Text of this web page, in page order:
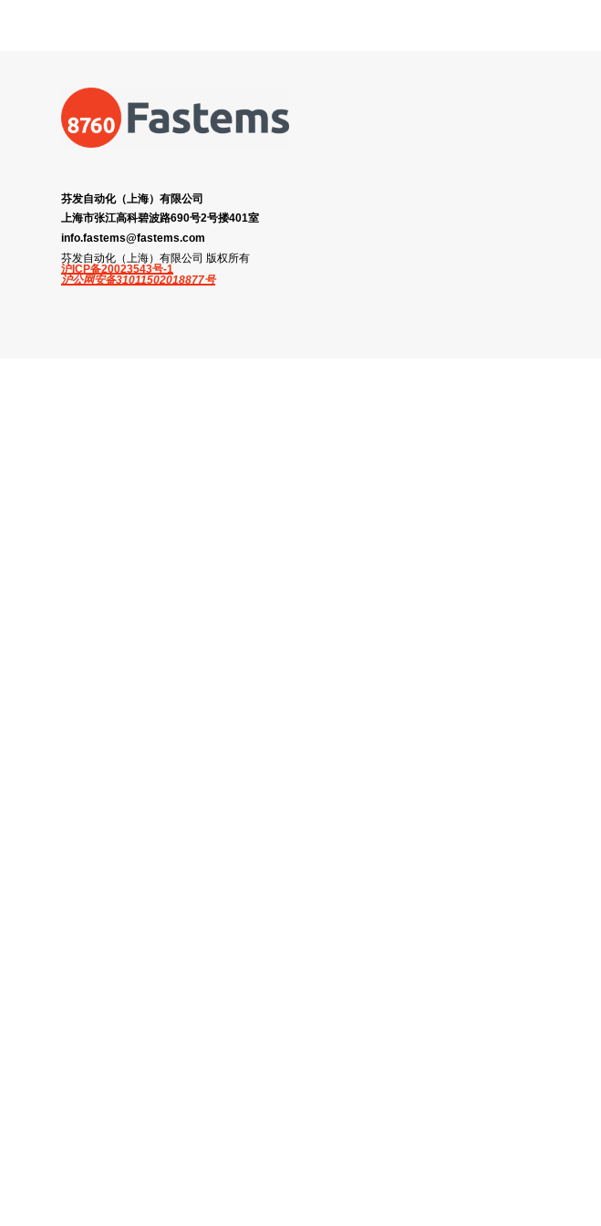
芬发自动化（上海）有限公司
上海市张江高科碧波路690号2号搂401室
info.fastems@fastems.com
芬发自动化（上海）有限公司 版权所有
沪ICP备20023543号-1
沪公网安备31011502018877号